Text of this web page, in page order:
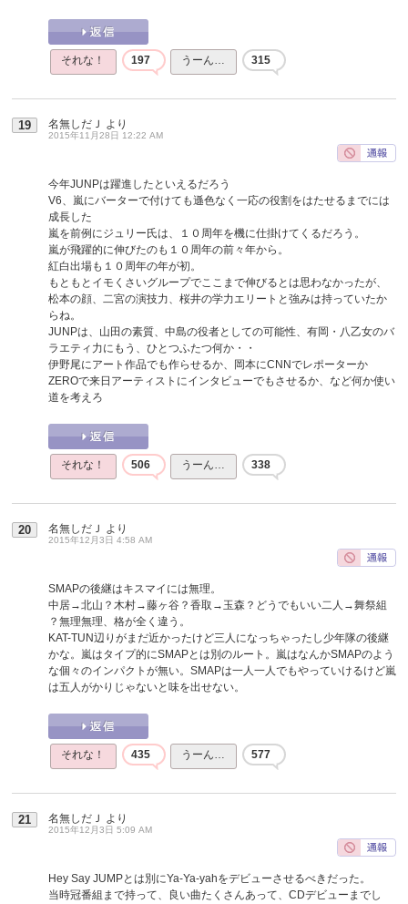
それな！ 197 うーん… 315
19 名無しだＪ より
2015年11月28日 12:22 AM
今年JUNPは躍進したといえるだろう
V6、嵐にバーターで付けても遜色なく一応の役割をはたせるまでには
成長した
嵐を前例にジュリー氏は、１０周年を機に仕掛けてくるだろう。
嵐が飛躍的に伸びたのも１０周年の前々年から。
紅白出場も１０周年の年が初。
もともとイモくさいグループでここまで伸びるとは思わなかったが、
松本の顔、二宮の演技力、桜井の学力エリートと強みは持っていたか
らね。
JUNPは、山田の素質、中島の役者としての可能性、有岡・八乙女のバ
ラエティ力にもう、ひとつふたつ何か・・
伊野尾にアート作品でも作らせるか、岡本にCNNでレポーターか
ZEROで来日アーティストにインタビューでもさせるか、など何か使い
道を考えろ
それな！ 506 うーん… 338
20 名無しだＪ より
2015年12月3日 4:58 AM
SMAPの後継はキスマイには無理。
中居→北山？木村→藤ヶ谷？香取→玉森？どうでもいい二人→舞祭組
？無理無理、格が全く違う。
KAT-TUN辺りがまだ近かったけど三人になっちゃったし少年隊の後継
かな。嵐はタイプ的にSMAPとは別のルート。嵐はなんかSMAPのよう
な個々のインパクトが無い。SMAPは一人一人でもやっていけるけど嵐
は五人がかりじゃないと味を出せない。
それな！ 435 うーん… 577
21 名無しだＪ より
2015年12月3日 5:09 AM
Hey Say JUMPとは別にYa-Ya-yahをデビューさせるべきだった。
当時冠番組まで持って、良い曲たくさんあって、CDデビューまでし